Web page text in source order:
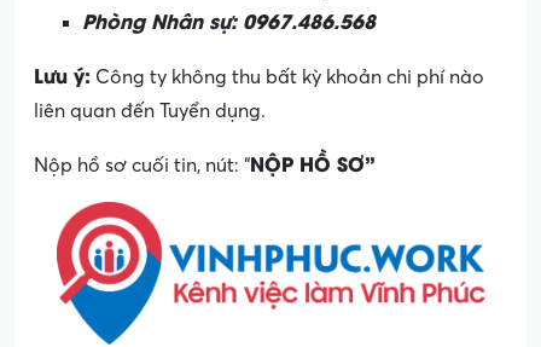
Phòng Nhân sự: 0967.486.568
Lưu ý: Công ty không thu bất kỳ khoản chi phí nào
liên quan đến Tuyển dụng.
Nộp hồ sơ cuối tin, nút: “NỘP HỒ SƠ”